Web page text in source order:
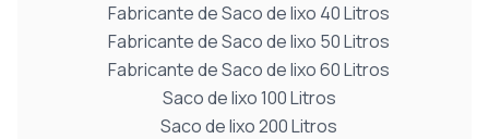
Fabricante de Saco de lixo 40 Litros
Fabricante de Saco de lixo 50 Litros
Fabricante de Saco de lixo 60 Litros
Saco de lixo 100 Litros
Saco de lixo 200 Litros